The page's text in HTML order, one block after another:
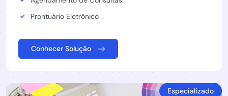
Prontuário Eletrônico
Conhecer Solução
Especializado